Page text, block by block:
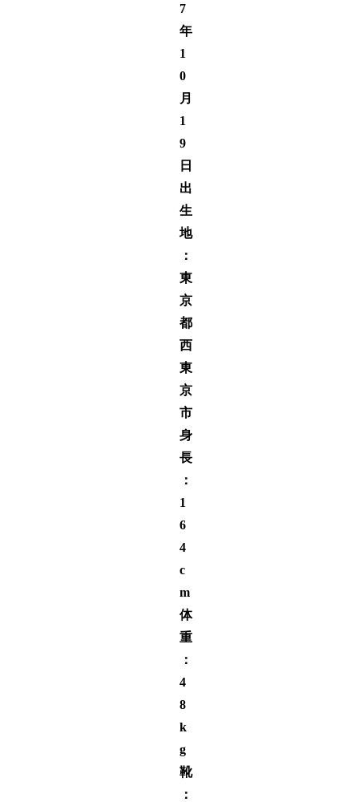
7
年
1
0
月
1
9
日
出
生
地
：
東
京
都
西
東
京
市
身
長
：
1
6
4
c
m
体
重
：
4
8
k
g
靴
：